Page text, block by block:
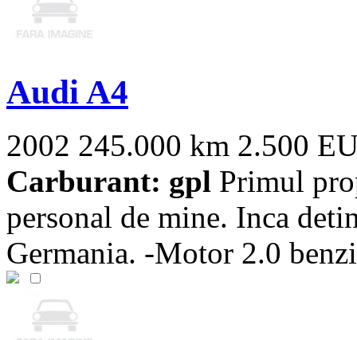
Audi A4
2002 245.000 km 2.500
Carburant: gpl Primul
personal de mine. Inca
Germania. -Motor 2.0